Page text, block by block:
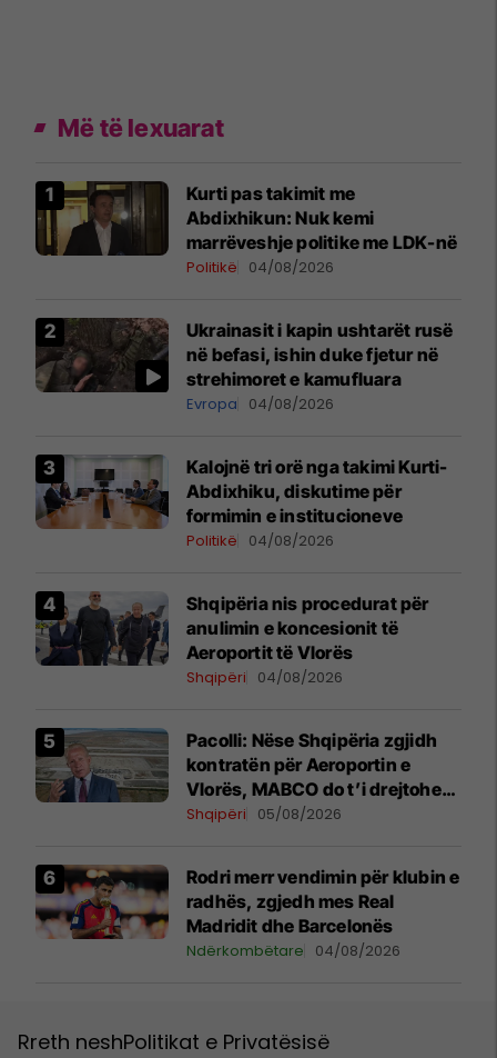
Më të lexuarat
Kurti pas takimit me
Abdixhikun: Nuk kemi
marrëveshje politike me LDK-në
Politikë 04/08/2026
Ukrainasit i kapin ushtarët rusë
në befasi, ishin duke fjetur në
strehimoret e kamufluara
Evropa 04/08/2026
Kalojnë tri orë nga takimi Kurti-
Abdixhiku, diskutime për
formimin e institucioneve
Politikë 04/08/2026
​Shqipëria nis procedurat për
anulimin e koncesionit të
Aeroportit të Vlorës
Shqipëri 04/08/2026
Pacolli: Nëse Shqipëria zgjidh
kontratën për Aeroportin e
Vlorës, MABCO do t’i drejtohet
arbitrazhit ndërkombëtar
Shqipëri 05/08/2026
Rodri merr vendimin për klubin e
radhës, zgjedh mes Real
Madridit dhe Barcelonës
Ndërkombëtare 04/08/2026
Rreth neshPolitikat e Privatësisë